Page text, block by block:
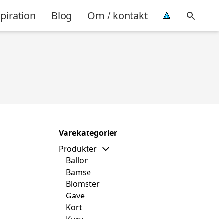
Blog Om / kontakt
Varekategorier
Produkter
Ballon
Bamse
Blomster
Gave
Kort